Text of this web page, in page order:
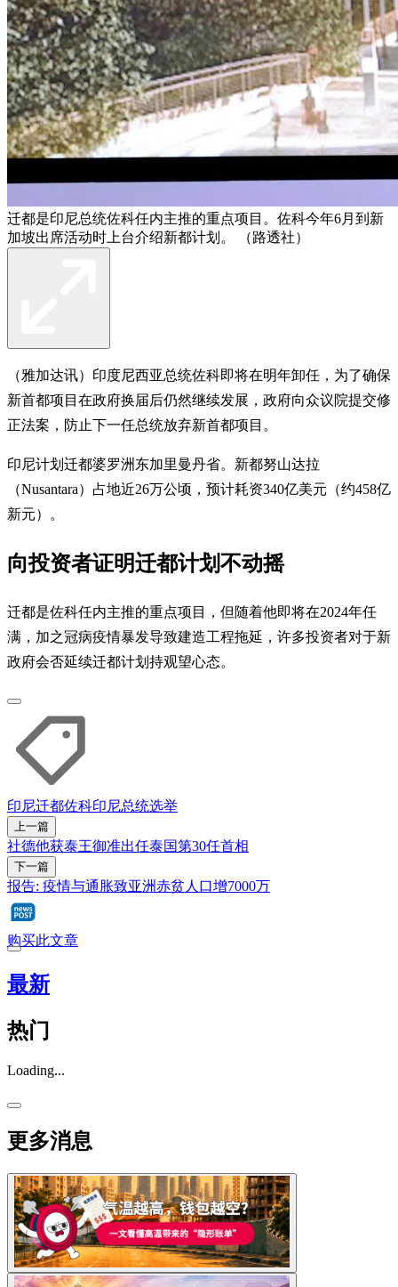
迁都是印尼总统佐科任内主推的重点项目。佐科今年6月到新
加坡出席活动时上台介绍新都计划。 （路透社）
（雅加达讯）印度尼西亚总统佐科即将在明年卸任，为了确保
新首都项目在政府换届后仍然继续发展，政府向众议院提交修
正法案，防止下一任总统放弃新首都项目。
印尼计划迁都婆罗洲东加里曼丹省。新都努山达拉
（Nusantara）占地近26万公顷，预计耗资340亿美元（约458亿
新元）。
向投资者证明迁都计划不动摇
迁都是佐科任内主推的重点项目，但随着他即将在2024年任
满，加之冠病疫情暴发导致建造工程拖延，许多投资者对于新
政府会否延续迁都计划持观望心态。
印尼迁都佐科印尼总统选举
上一篇
社德他获泰王御准出任泰国第30任首相
下一篇
报告: 疫情与通胀致亚洲赤贫人口增7000万
购买此文章
最新
热门
Loading...
更多消息